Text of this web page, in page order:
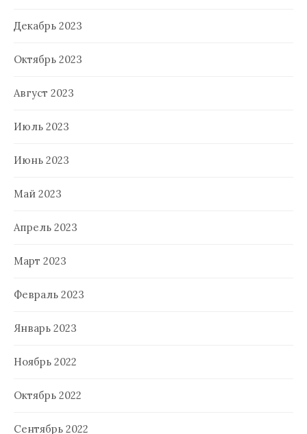
Декабрь 2023
Октябрь 2023
Август 2023
Июль 2023
Июнь 2023
Май 2023
Апрель 2023
Март 2023
Февраль 2023
Январь 2023
Ноябрь 2022
Октябрь 2022
Сентябрь 2022